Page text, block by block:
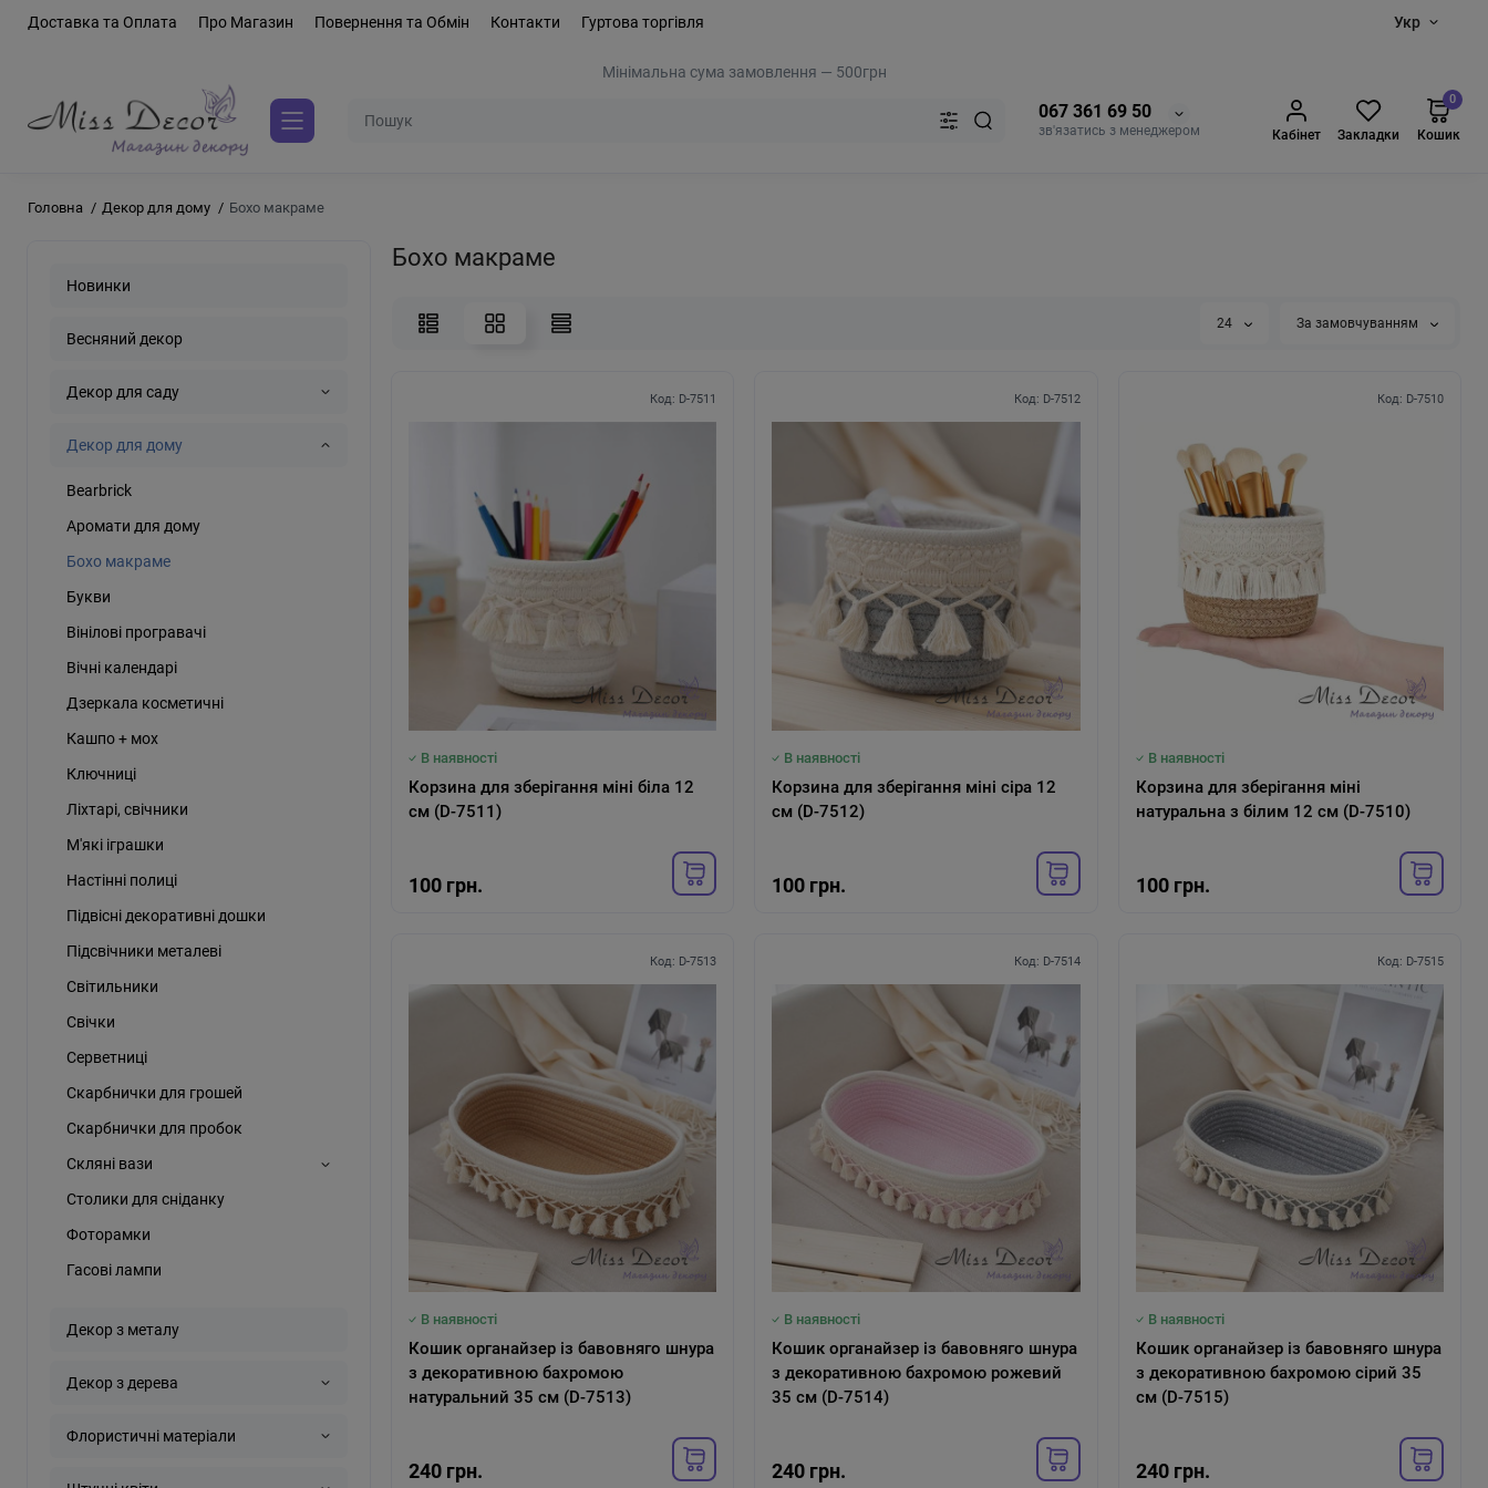
Доставка та Оплата Про Магазин Повернення та Обмін Контакти Гуртова торгівля Укр
Мінімальна сума замовлення — 500грн
067 361 69 50
зв'язатись з менеджером Кабінет Закладки
0
Кошик
Головна Декор для дому Бохо макраме
Новинки
Весняний декор
Декор для саду
Декор для дому
Bearbrick
Аромати для дому
Бохо макраме
Букви
Вінілові програвачі
Вічні календарі
Дзеркала косметичні
Кашпо + мох
Ключниці
Ліхтарі, свічники
М'які іграшки
Настінні полиці
Підвісні декоративні дошки
Підсвічники металеві
Світильники
Свічки
Серветниці
Скарбнички для грошей
Скарбнички для пробок
Скляні вази
Столики для сніданку
Фоторамки
Гасові лампи
Декор з металу
Декор з дерева
Флористичні матеріали
Бохо макраме
24 За замовчуванням
Код: D-7511
В наявності
Корзина для зберігання міні біла 12
см (D-7511)
100 грн.
Код: D-7512
В наявності
Корзина для зберігання міні сіра 12
см (D-7512)
100 грн.
Код: D-7510
В наявності
Корзина для зберігання міні
натуральна з білим 12 см (D-7510)
100 грн.
Код: D-7513
В наявності
Кошик органайзер із бавовняго шнура
з декоративною бахромою
натуральний 35 см (D-7513)
240 грн.
Код: D-7514
В наявності
Кошик органайзер із бавовняго шнура
з декоративною бахромою рожевий
35 см (D-7514)
240 грн.
Код: D-7515
В наявності
Кошик органайзер із бавовняго шнура
з декоративною бахромою сірий 35
см (D-7515)
240 грн.